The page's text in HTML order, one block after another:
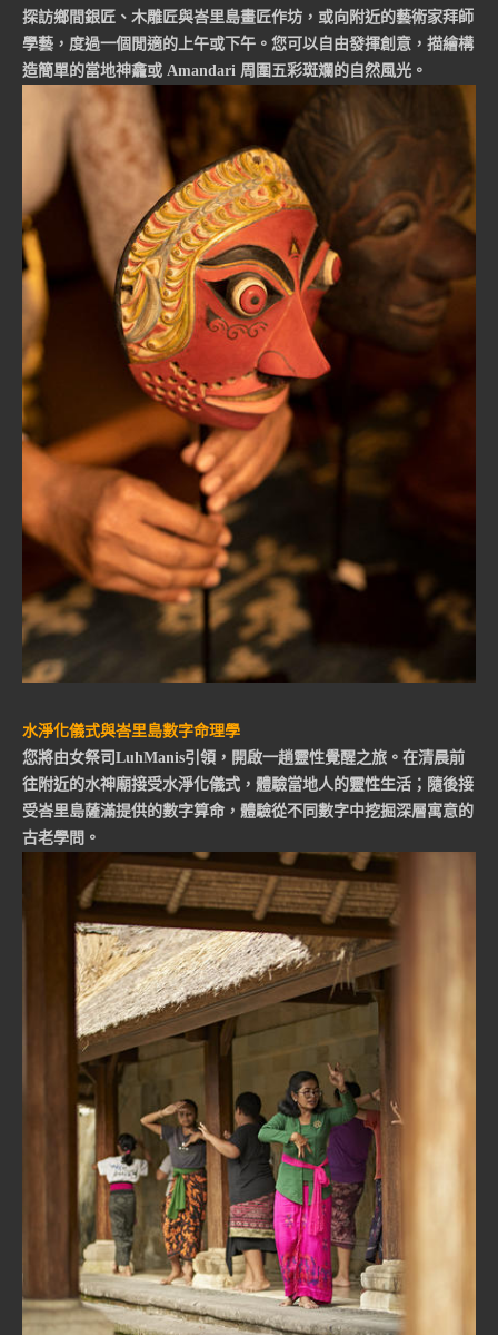
探訪鄉間銀匠、木雕匠與峇里島畫匠作坊，或向附近的藝術家拜師
學藝，度過一個閒適的上午或下午。您可以自由發揮創意，描繪構
造簡單的當地神龕或 Amandari 周圍五彩斑斕的自然風光。
水淨化儀式與峇里島數字命理學
您將由女祭司LuhManis引領，開啟一趟靈性覺醒之旅。在清晨前
往附近的水神廟接受水淨化儀式，體驗當地人的靈性生活；隨後接
受峇里島薩滿提供的數字算命，體驗從不同數字中挖掘深層寓意的
古老學問。